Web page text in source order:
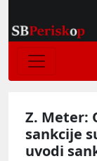
Z. Meter:
sankcije
uvodi